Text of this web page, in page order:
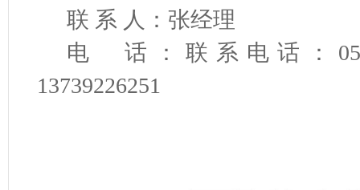
联 系 人：张经理
电 话：联系电话：0551
13739226251